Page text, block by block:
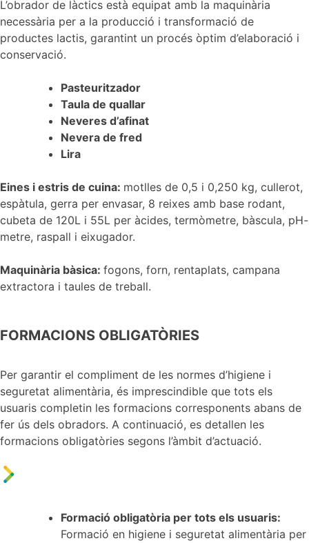
L’obrador de làctics està equipat amb la maquinària
necessària per a la producció i transformació de
productes lactis, garantint un procés òptim d’elaboració i
conservació.
Pasteuritzador
Taula de quallar
Neveres d’afinat
Nevera de fred
Lira
Eines i estris de cuina: motlles de 0,5 i 0,250 kg, cullerot,
espàtula, gerra per envasar, 8 reixes amb base rodant,
cubeta de 120L i 55L per àcides, termòmetre, bàscula, pH-
metre, raspall i eixugador.
Maquinària bàsica: fogons, forn, rentaplats, campana
extractora i taules de treball.
FORMACIONS OBLIGATÒRIES
Per garantir el compliment de les normes d’higiene i
seguretat alimentària, és imprescindible que tots els
usuaris completin les formacions corresponents abans de
fer ús dels obradors. A continuació, es detallen les
formacions obligatòries segons l’àmbit d’actuació.
Formació obligatòria per tots els usuaris:
Formació en higiene i seguretat alimentària per